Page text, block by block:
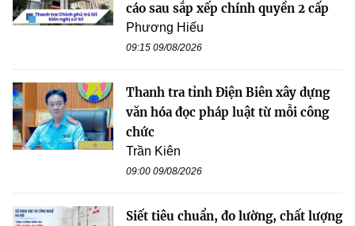
cáo sau sắp xếp chính quyền 2 cấp
Phương Hiếu
09:15 09/08/2026
Thanh tra tỉnh Điện Biên xây dựng
văn hóa đọc pháp luật từ mỗi công
chức
Trần Kiên
09:00 09/08/2026
Siết tiêu chuẩn, đo lường, chất lượng